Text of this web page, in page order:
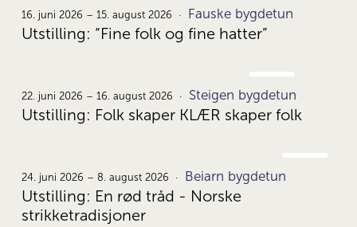
16.
16. juni 2026 – 15. august 2026 Fauske bygdetun
Utstilling: “Fine folk og fine hatter”
22.
22. juni 2026 – 16. august 2026 Steigen bygdetun
Utstilling: Folk skaper KLÆR skaper folk
24. juni 2026 – 8. august 2026 Beiarn bygdetun
Utstilling: En rød tråd - Norske
strikketradisjoner